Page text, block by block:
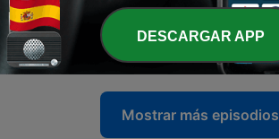
5 - Operación Viuda Negra 1x04
06 feb. 2025
Mostrar más episodios
DESCARGAR APP